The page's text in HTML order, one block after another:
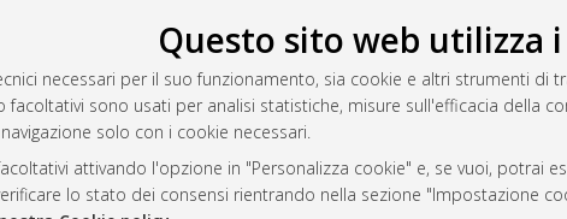
Questo sito web utilizza
necessari per il suo funzionamento, sia cookie e altri strumenti
sono usati per analisi statistiche, misure sull'efficacia della
solo con i cookie necessari.
attivando l'opzione in "Personalizza cookie" e, se vuoi, potrai
lo stato dei consensi rientrando nella sezione "Impostazione
AMS Dottorato
ISSN: 2038-7946
Servizio implementato e gestito daAlmaDL
Impostazioni Cookie
Informativa sulla privacy
Condizioni d’uso del sito